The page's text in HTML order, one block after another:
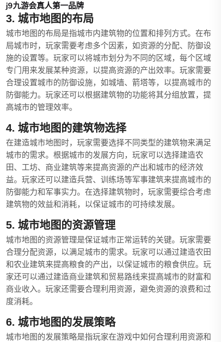
j9九游会真人第一品牌
3. 城市地图的布局
城市地图的布局是指城市内建筑物的位置和排列方式。在布
局城市时，玩家需要考虑多个因素，如资源的分配、防御设
施的设置等。玩家可以将城市划分为不同的区域，每个区域
专门用来发展某种资源，以提高资源的产出效率。玩家需要
合理设置城市的防御设施，如城墙、箭塔等，以提高城市的
防御能力。玩家还可以根据建筑物的功能将其分组放置，提
高城市的管理效率。
4. 城市地图的建筑物选择
在建造城市地图时，玩家需要选择不同类型的建筑物来满足
城市的需求。根据城市的发展方向，玩家可以选择建造农
田、工坊、商业建筑等来提高资源的产出和城市的经济效
益。玩家还可以建造兵营、训练场等军事建筑来提高城市的
防御能力和军事实力。在选择建筑物时，玩家需要综合考虑
建筑物的效益和消耗，以保证城市的可持续发展。
5. 城市地图的资源管理
城市地图的资源管理是保证城市正常运转的关键。玩家需要
合理分配资源，以满足城市的需求。玩家可以通过建造农田
和农业建筑来提高粮食的产出，以保证城市的粮食供应。玩
家还可以通过建造商业建筑和贸易路线来提高城市的财富和
商业收入。玩家还需要合理利用资源，避免资源的浪费和过
度消耗。
6. 城市地图的发展策略
城市地图的发展策略是指玩家在游戏中如何合理利用资源和